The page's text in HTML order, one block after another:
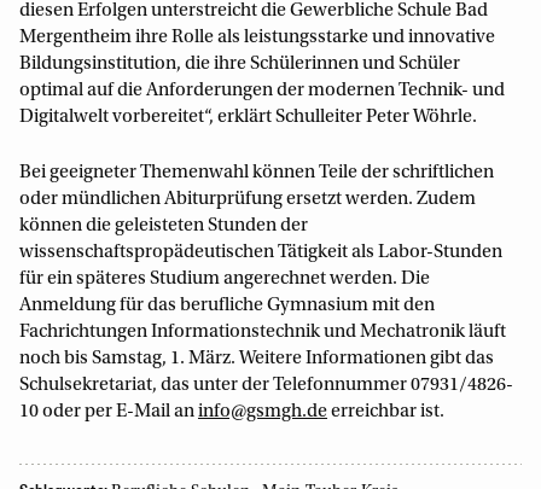
diesen Erfolgen unterstreicht die Gewerbliche Schule Bad
Mergentheim ihre Rolle als leistungsstarke und innovative
Bildungsinstitution, die ihre Schülerinnen und Schüler
optimal auf die Anforderungen der modernen Technik- und
Digitalwelt vorbereitet“, erklärt Schulleiter Peter Wöhrle.
Bei geeigneter Themenwahl können Teile der schriftlichen
oder mündlichen Abiturprüfung ersetzt werden. Zudem
können die geleisteten Stunden der
wissenschaftspropädeutischen Tätigkeit als Labor-Stunden
für ein späteres Studium angerechnet werden. Die
Anmeldung für das berufliche Gymnasium mit den
Fachrichtungen Informationstechnik und Mechatronik läuft
noch bis Samstag, 1. März. Weitere Informationen gibt das
Schulsekretariat, das unter der Telefonnummer 07931/4826-
10 oder per E-Mail aninfo@gsmgh.deerreichbar ist.